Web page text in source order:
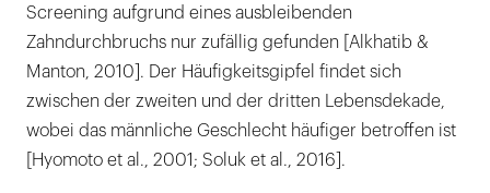
Screening aufgrund eines ausbleibenden
Zahndurchbruchs nur zufällig gefunden [Alkhatib &
Manton, 2010]. Der Häufigkeitsgipfel findet sich
zwischen der zweiten und der dritten Lebensdekade,
wobei das männliche Geschlecht häufiger betroffen ist
[Hyomoto et al., 2001; Soluk et al., 2016].